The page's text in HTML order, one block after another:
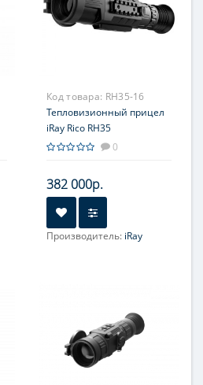
типов, масштабируемые
Код товара: RH35-16
Тепловизионный прицел
iRay Rico RH35
0
382 000р.
Производитель: iRay